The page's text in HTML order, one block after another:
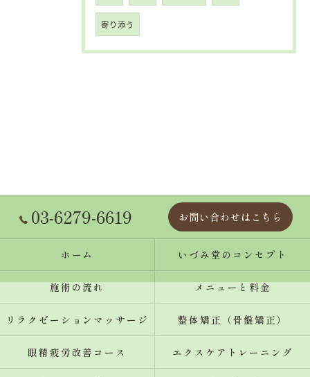
寄り添う
03-6279-6619 お問い合わせはこちら
ホーム いづみ堂のコンセプト
施術の流れ メニューと料金
リラクゼーションマッサージ 整体矯正（骨盤矯正）
眼精疲労改善コース エクスケアトレーニング